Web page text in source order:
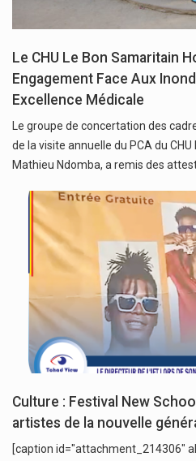
Le CHU Le Bon Samaritain
Engagement Face Aux
Excellence Médicale
Le groupe de concertation des
de la visite annuelle du PCA du
Mathieu Ndomba, a remis des
Culture : Festival New
artistes de la nouvelle
[caption id="attachment_214306"